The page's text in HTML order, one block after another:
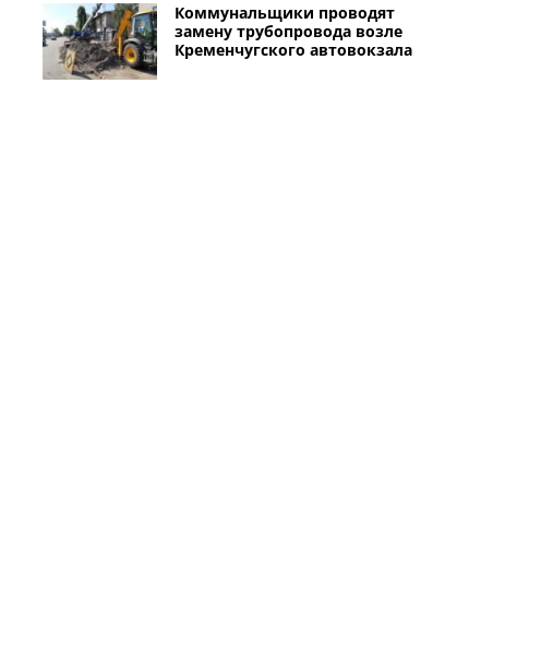
Коммунальщики проводят
замену трубопровода возле
Кременчугского автовокзала